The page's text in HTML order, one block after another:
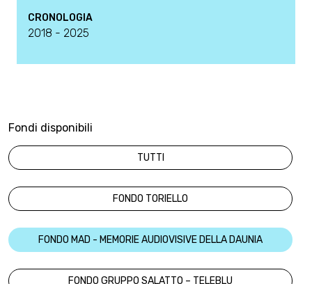
CRONOLOGIA
2018 - 2025
Fondi disponibili
TUTTI
FONDO TORIELLO
FONDO MAD - MEMORIE AUDIOVISIVE DELLA DAUNIA
FONDO GRUPPO SALATTO – TELEBLU